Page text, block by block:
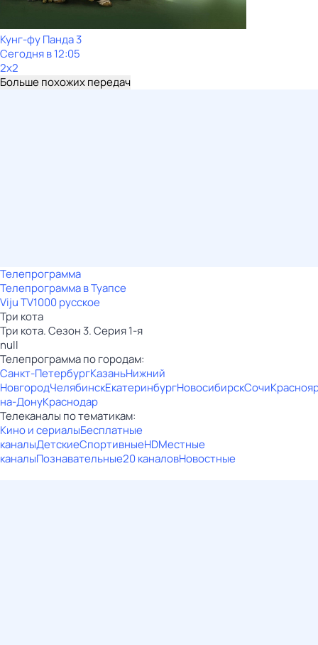
Кунг-фу Панда 3
Сегодня в 12:05
2x2
Больше похожих передач
Телепрограмма
Телепрограмма в Туапсе
Viju TV1000 русское
Три кота
Три кота. Сезон 3. Серия 1-я
null
Телепрограмма по городам:
Санкт-ПетербургКазаньНижний
НовгородЧелябинскЕкатеринбургНовосибирскСочи
на-ДонуКраснодар
Телеканалы по тематикам:
Кино и сериалыБесплатные
каналыДетскиеСпортивныеHDМестные
каналыПознавательные20 каналовНовостные